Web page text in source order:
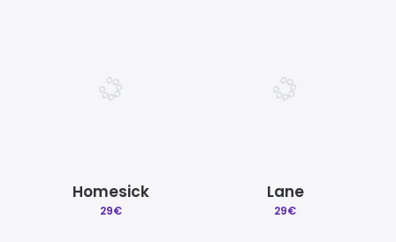
Homesick
29€
Lane
29€